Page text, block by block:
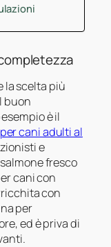
la scelta più
buon
è il
cani adulti al
e
fresco
cani con
con
per
ed è priva di